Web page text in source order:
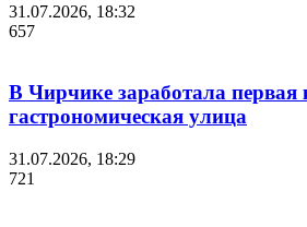
31.07.2026, 18:32
657
В Чирчике заработала первая
гастрономическая улица
31.07.2026, 18:29
721